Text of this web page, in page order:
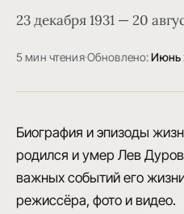
23 декабря 1931 — 20
5 мин чтения·Обновлено:Июнь
Биография и эпизоды
родился и умер Лев
важных событий его
режиссёра, фото и видео.